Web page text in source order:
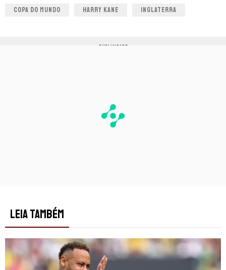
COPA DO MUNDO HARRY KANE INGLATERRA
PUBLICIDADE
LEIA TAMBÉM